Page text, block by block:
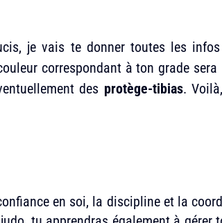
je vais te donner toutes les
correspondant à ton grade
des protège-tibias.
en soi, la discipline et la